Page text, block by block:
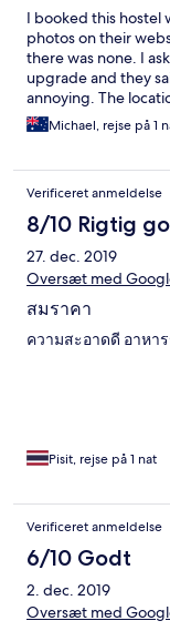
I booked this hostel
photos on their
there was none. I
upgrade and they
annoying. The
10pm though.
Michael, rejse på 1
Verificeret anmeldelse
8/10 Rigtig
27. dec. 2019
Oversæt med
สมราคา
ความสะอาดดี อาหา
Pisit, rejse på 1 nat
Verificeret anmeldelse
6/10 Godt
2. dec. 2019
Oversæt med